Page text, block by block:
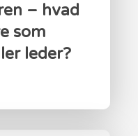
– hvad
som
leder?